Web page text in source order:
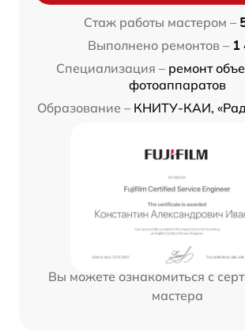
Стаж работы мастером –
Выполнено ремонтов – 1
Специализация – ремонт
фотоаппаратов
Образование – КНИТУ-КАИ,
Вы можете ознакомиться с
мастера